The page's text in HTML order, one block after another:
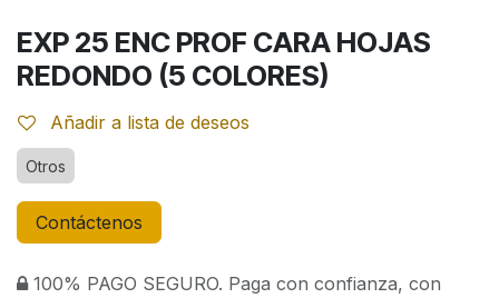
EXP 25 ENC PROF CARA HOJAS
REDONDO (5 COLORES)
Añadir a lista de deseos
Otros
Contáctenos
100% PAGO SEGURO. Paga con confianza, con